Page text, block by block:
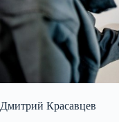
Дмитрий Красавцев